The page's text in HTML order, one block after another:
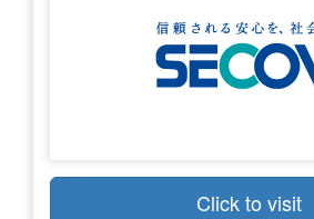
Click to visit